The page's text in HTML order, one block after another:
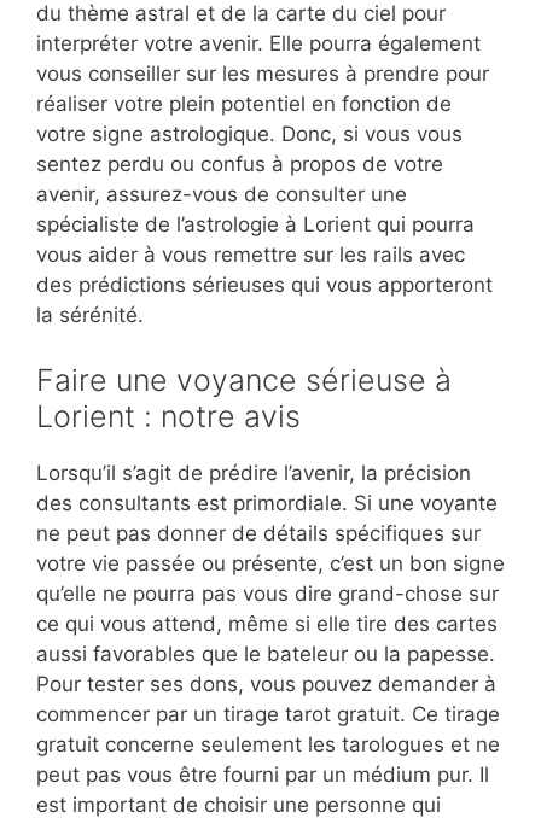
du thème astral et de la carte du ciel pour
interpréter votre avenir. Elle pourra également
vous conseiller sur les mesures à prendre pour
réaliser votre plein potentiel en fonction de
votre signe astrologique. Donc, si vous vous
sentez perdu ou confus à propos de votre
avenir, assurez-vous de consulter une
spécialiste de l’astrologie à Lorient qui pourra
vous aider à vous remettre sur les rails avec
des prédictions sérieuses qui vous apporteront
la sérénité.
Faire une voyance sérieuse à
Lorient : notre avis
Lorsqu’il s’agit de prédire l’avenir, la précision
des consultants est primordiale. Si une voyante
ne peut pas donner de détails spécifiques sur
votre vie passée ou présente, c’est un bon signe
qu’elle ne pourra pas vous dire grand-chose sur
ce qui vous attend, même si elle tire des cartes
aussi favorables que le bateleur ou la papesse.
Pour tester ses dons, vous pouvez demander à
commencer par un tirage tarot gratuit. Ce tirage
gratuit concerne seulement les tarologues et ne
peut pas vous être fourni par un médium pur. Il
est important de choisir une personne qui